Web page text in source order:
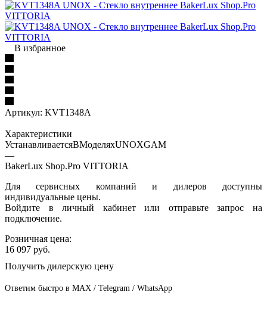
В избранное
Артикул: KVT1348A
Характеристики
УстанавливаетсяВМоделяхUNOXGAM
—
BakerLux Shop.Pro VITTORIA
Для сервисных компаний и дилеров доступны
индивидуальные цены.
Войдите в личный кабинет или отправьте запрос на
подключение.
Розничная цена:
16 097 руб.
Получить дилерскую цену
Ответим быстро в MAX / Telegram / WhatsApp